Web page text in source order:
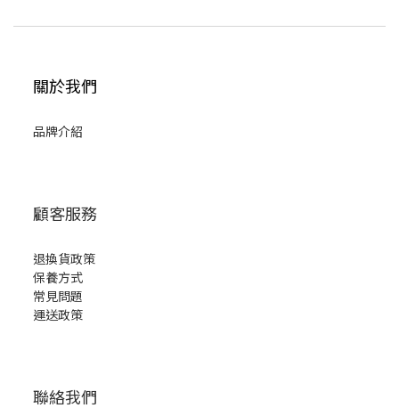
關於我們
品牌介紹
顧客服務
退換貨政策
保養方式
常見問題
運送政策
聯絡我們